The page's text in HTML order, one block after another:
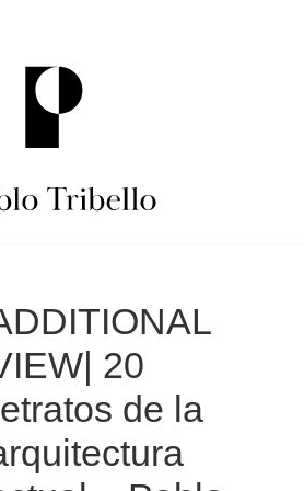
20
de la